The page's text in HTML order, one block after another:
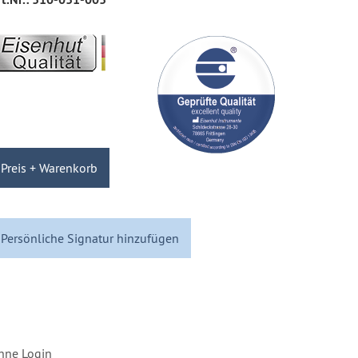
Preis + Warenkorb
Persönliche Signatur hinzufügen
Login